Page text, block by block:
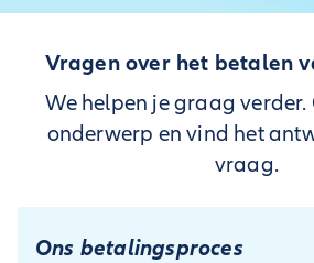
Vragen over het betalen
We helpen je graag verder.
onderwerp en vind het
vraag.
Ons betalingsproces